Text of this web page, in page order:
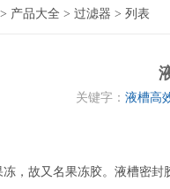
> 产品大全 > 过滤器 > 列表
关键字： 液槽高
故又名果冻胶。液槽密封